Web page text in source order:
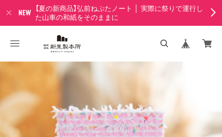
【夏の新商品】弘前ねぷたノート │ 実際に祭りで運行し
た山車の和紙をそのままに